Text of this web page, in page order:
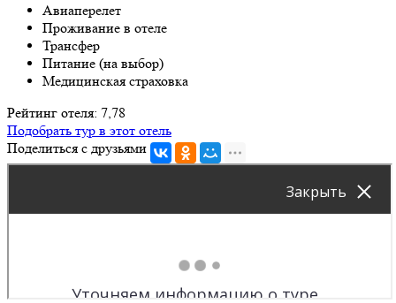
Авиаперелет
Проживание в отеле
Трансфер
Питание (на выбор)
Медицинская страховка
Рейтинг отеля: 7,78
Подобрать тур в этот отель
Поделиться с друзьями